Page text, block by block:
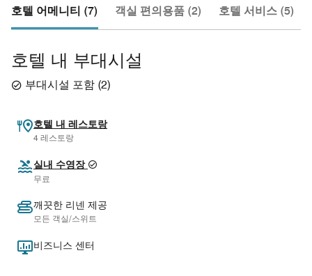
호텔 어메니티 (7) 객실 편의용품 (2) 호텔 서비스 (5)
호텔 내 부대시설
부대시설 포함 (2)
호텔 내 레스토랑
4 레스토랑
실내 수영장
무료
깨끗한 리넨 제공
모든 객실/스위트
비즈니스 센터